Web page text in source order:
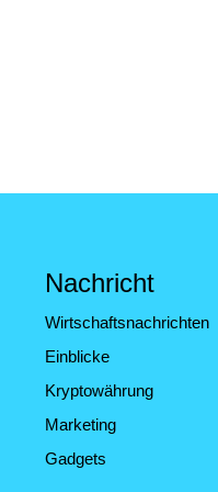
Nachricht
Wirtschaftsnachrichten
Einblicke
Kryptowährung
Marketing
Gadgets